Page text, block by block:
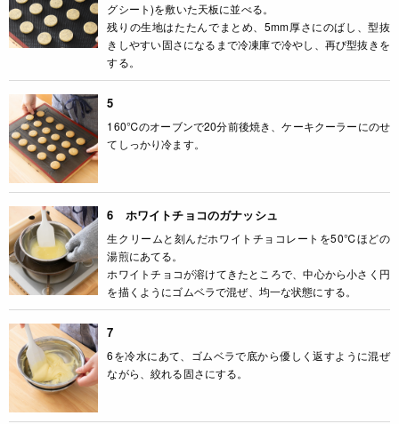
グシート)を敷いた天板に並べる。
残りの生地はたたんでまとめ、5mm厚さにのばし、型抜
きしやすい固さになるまで冷凍庫で冷やし、再び型抜きを
する。
5
160℃のオーブンで20分前後焼き、ケーキクーラーにのせ
てしっかり冷ます。
6 ホワイトチョコのガナッシュ
生クリームと刻んだホワイトチョコレートを50℃ほどの
湯煎にあてる。
ホワイトチョコが溶けてきたところで、中心から小さく円
を描くようにゴムベラで混ぜ、均一な状態にする。
7
6を冷水にあて、ゴムベラで底から優しく返すように混ぜ
ながら、絞れる固さにする。